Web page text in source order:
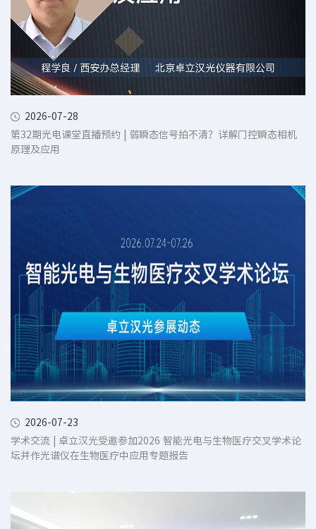
2026-07-28
第32期光电课堂直播预约 | 弱瞬态信号拍不清？详解门控瞬态相机
原理及应用
2026-07-23
学术交流 | 卓立汉光受邀参加2026 智能光电与生物医疗交叉学术论
坛并作光谱仪在生物医疗中应用专题报告